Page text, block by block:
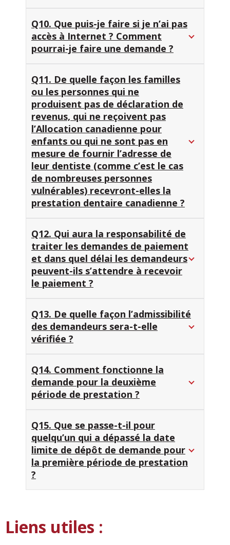
Q10. Que puis-je faire si je n’ai pas
accès à Internet ? Comment
pourrai-je faire une demande ?
Q11. De quelle façon les familles
ou les personnes qui ne
produisent pas de déclaration de
revenus, qui ne reçoivent pas
l’Allocation canadienne pour
enfants ou qui ne sont pas en
mesure de fournir l’adresse de
leur dentiste (comme c’est le cas
de nombreuses personnes
vulnérables) recevront-elles la
prestation dentaire canadienne ?
Q12. Qui aura la responsabilité de
traiter les demandes de paiement
et dans quel délai les demandeurs
peuvent-ils s’attendre à recevoir
le paiement ?
Q13. De quelle façon l’admissibilité
des demandeurs sera-t-elle
vérifiée ?
Q14. Comment fonctionne la
demande pour la deuxième
période de prestation ?
Q15. Que se passe-t-il pour
quelqu’un qui a dépassé la date
limite de dépôt de demande pour
la première période de prestation
?
Liens utiles :